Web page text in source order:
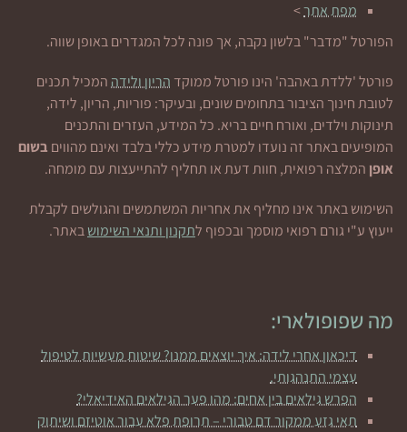
מפת אתר>
הפורטל "מדבר" בלשון נקבה, אך פונה לכל המגדרים באופן שווה.
פורטל 'ללדת באהבה' הינו פורטל ממוקד הריון ולידההמכיל תכנים
לטובת חינוך הציבור בתחומים שונים, ובעיקר: פוריות, הריון, לידה,
תינוקות וילדים, ואורח חיים בריא. כל המידע, העזרים והתכנים
המופיעים באתר זה נועדו למטרת מידע כללי בלבד ואינם מהוויםבשום
אופן המלצה רפואית, חוות דעת או תחליף להתייעצות עם מומחה.
השימוש באתר אינו מחליף את אחריות המשתמשים והגולשים לקבלת
ייעוץ ע"י גורם רפואי מוסמך ובכפוף לתקנון ותנאי השימושבאתר.
מה שפופולארי:
דיכאון אחרי לידה: איך יוצאים ממנו? שיטות מעשיות לטיפול
עצמי התנהגותי.
הפרש גילאים בין אחים: מהו פער הגילאים האידיאלי?
תאי גזע ממקור דם טבורי – תרופת פלא עבור אוטיזם ושיתוק